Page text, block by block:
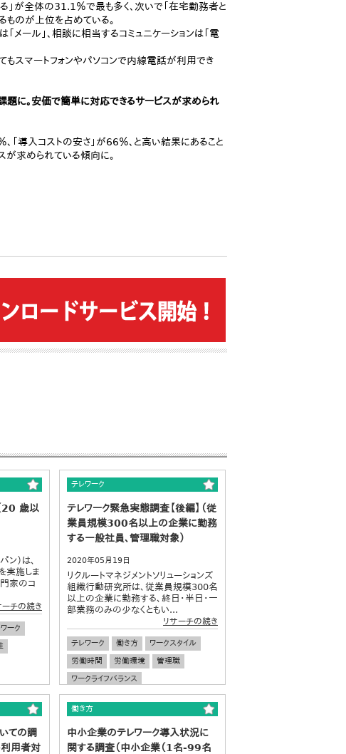
」が全体の31.1％で最も多く、次いで「在宅勤務者と
ものが上位を占めている。
「メール」、相談に相当するコミュニケーションは「電
もスマートフォンやパソコンで内線電話が利用でき
題に。安価で簡単に対応できるサービスが求められ
「導入コストの安さ」が66％、と高い結果にあること
が求められている傾向に。
20 歳以
）は、
実施しま
家のコ
ーチの続き
ーク
テレワーク
テレワーク緊急実態調査【後編】（従
業員規模300名以上の企業に勤務
する一般社員、管理職対象）
2020年05月19日
リクルートマネジメントソリューションズ
組織行動研究所は、従業員規模300名
以上の企業に勤務する、終日・半日・一
部業務のみの少なくともい...
リサーチの続き
テレワーク 働き方
ワークスタイル
労働時間
労働環境
管理職
ワークライフバランス
ての調
利用者対
働き方
中小企業のテレワーク導入状況に
関する調査（中小企業（1名-99名